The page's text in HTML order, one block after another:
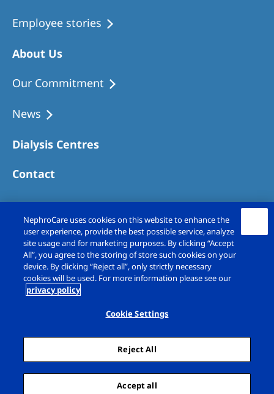
Employee stories
About Us
Our Commitment
News
Dialysis Centres
Contact
Copyright © Fresenius Medical Care (UK)
Limited 2026. All rights reserved
Legal Notice
Privacy Policy
Cookie Settings
Sitemap
NephroCare uses cookies on this website to enhance the
user experience, provide the best possible service, analyze
site usage and for marketing purposes. By clicking “Accept
All”, you agree to the storing of store such cookies on your
device. By clicking “Reject all”, only strictly necessary
cookies will be used. For more information please see our
privacy policy
Cookie Settings
Reject All
Accept all